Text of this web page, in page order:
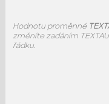
Hodnotu proměnné
změníte zadáním
řádku.